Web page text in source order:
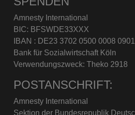
Amnesty International
BIC: BFSWDE33XXX
IBAN : DE23 3702 0500 0008
Bank für Sozialwirtschaft Köln
Verwendungszweck: Theko 2918
POSTANSCHRIFT:
Amnesty International
Sektion der Bundesrepublik